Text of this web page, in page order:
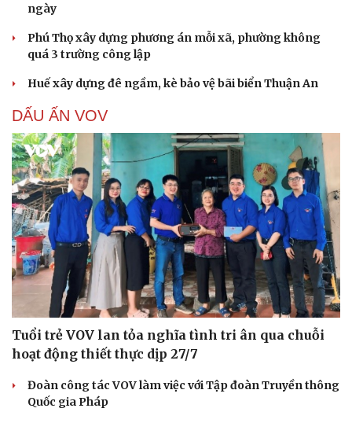
ngày
Phú Thọ xây dựng phương án mỗi xã, phường không
quá 3 trường công lập
Huế xây dựng đê ngầm, kè bảo vệ bãi biển Thuận An
DẤU ẤN VOV
Tuổi trẻ VOV lan tỏa nghĩa tình tri ân qua chuỗi
hoạt động thiết thực dịp 27/7
Đoàn công tác VOV làm việc với Tập đoàn Truyền thông
Quốc gia Pháp